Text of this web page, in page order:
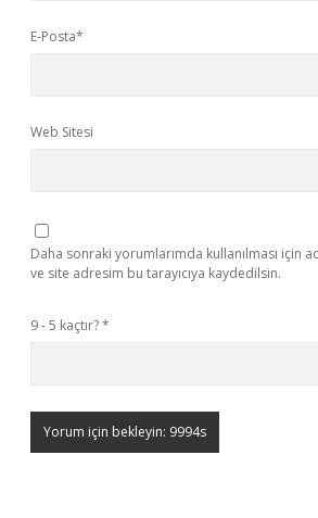
E-Posta*
Web Sitesi
Daha sonraki yorumlarımda kullanılması için
ve site adresim bu tarayıcıya kaydedilsin.
9 - 5 kaçtır?*